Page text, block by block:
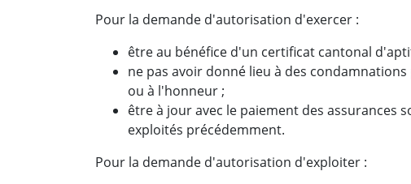
Pour la demande d'autorisation d'exercer :
être au bénéfice d'un certificat cantonal
ne pas avoir donné lieu à des
ou à l'honneur ;
être à jour avec le paiement des assurances
exploités précédemment.
Pour la demande d'autorisation d'exploiter :